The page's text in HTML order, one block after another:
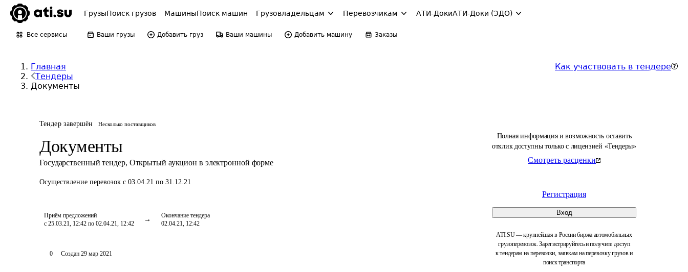
ГрузыПоиск грузов МашиныПоиск машин Грузовладельцам Перевозчикам АТИ-ДокиАТИ-Доки (ЭДО)
Все сервисы Ваши грузы Добавить груз Ваши машины Добавить машину Заказы
Главная
Тендеры
Документы
Как участвовать в тендере
Тендер завершён Несколько поставщиков
Документы
Государственный тендер, Открытый аукцион в электронной форме
Осуществление перевозок с 03.04.21 по 31.12.21
Приём предложений
с 25.03.21, 12:42 по 02.04.21, 12:42
Окончание тендера
02.04.21, 12:42
Полная информация и возможность оставить
отклик доступны только с лицензией «Тендеры»
Смотреть расценки
Регистрация
Вход
ATI.SU — крупнейшая в России биржа автомобильных
грузоперевозок. Зарегистрируйтесь и получите доступ
к тендерам на перевозки, заявкам на перевозку грузов и
поиск транспорта
0 Создан 29 мар 2021